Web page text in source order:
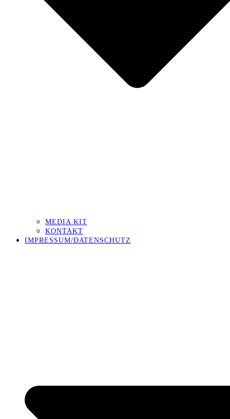
MEDIA KIT
KONTAKT
IMPRESSUM/DATENSCHUTZ